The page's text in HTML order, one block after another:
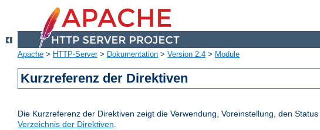
Apache > HTTP-Server> Dokumentation > Version 2.4 > Module
Kurzreferenz der Direktiven
Die Kurzreferenz der Direktiven zeigt die Verwendung, Voreinstellung, den
Verzeichnis der Direktiven.